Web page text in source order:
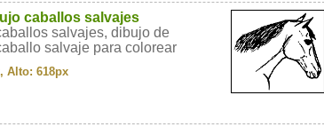
caballos salvajes
salvajes, dibujo de
salvaje para colorear
Alto: 618px